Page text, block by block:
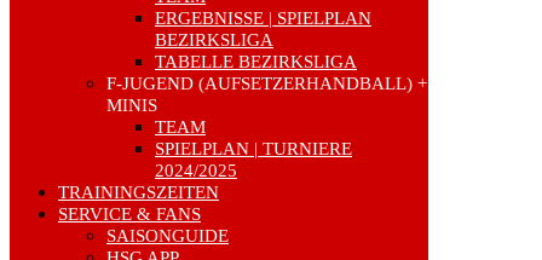
ERGEBNISSE | SPIELPLAN
BEZIRKSLIGA
TABELLE BEZIRKSLIGA
F-JUGEND (AUFSETZERHANDBALL) +
MINIS
TEAM
SPIELPLAN | TURNIERE
2024/2025
TRAININGSZEITEN
SERVICE & FANS
SAISONGUIDE